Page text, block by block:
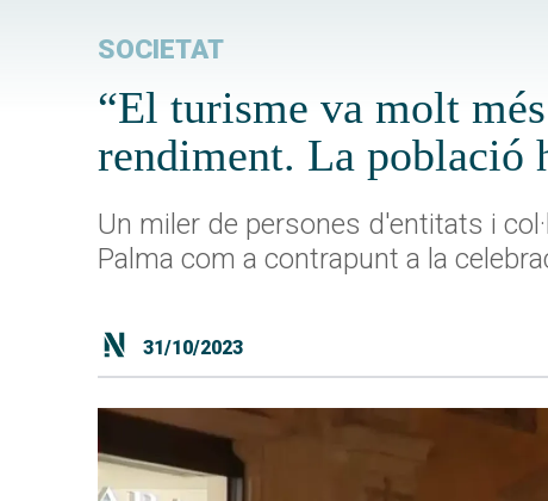
SOCIETAT
“El turisme va molt
rendiment. La població
Un miler de persones d'entitats i
Palma com a contrapunt a la
31/10/2023